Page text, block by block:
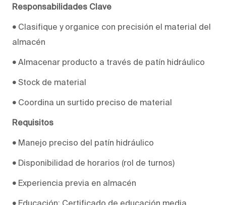
Responsabilidades Clave
• Clasifique y organice con precisión el material del
almacén
• Almacenar producto a través de patín hidráulico
• Stock de material
• Coordina un surtido preciso de material
Requisitos
• Manejo preciso del patín hidráulico
• Disponibilidad de horarios (rol de turnos)
• Experiencia previa en almacén
• Educación: Certificado de educación media